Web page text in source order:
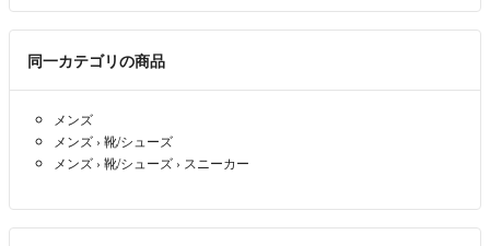
お値下げは可能ですか？
同一カテゴリの商品
メンズ
メンズ › 靴/シューズ
メンズ › 靴/シューズ › スニーカー